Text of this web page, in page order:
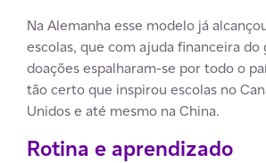
Na Alemanha esse modelo já
escolas, que com ajuda financeira do
doações espalharam-se por todo o
tão certo que inspirou escolas no
Unidos e até mesmo na China.
Rotina e aprendizado